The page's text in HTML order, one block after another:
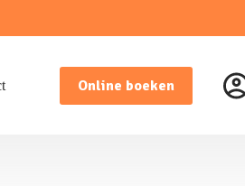
Online boeken